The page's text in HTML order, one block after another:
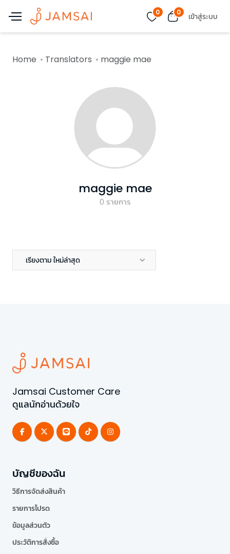
0 0 เข้าสู่ระบบ
Home Translators maggie mae
maggie mae
0 รายการ
เรียงตาม ใหม่ล่าสุด
Jamsai Customer Care
ดูแลนักอ่านด้วยใจ
บัญชีของฉัน
วิธีการจัดส่งสินค้า
รายการโปรด
ข้อมูลส่วนตัว
ประวัติการสั่งซื้อ